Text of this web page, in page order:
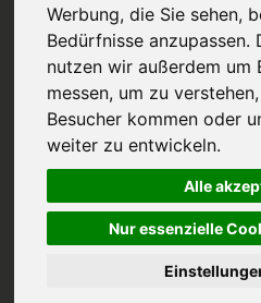
Werbung, die Sie sehen,
Bedürfnisse anzupassen.
nutzen wir außerdem um
messen, um zu
Besucher kommen oder
weiter zu entwickeln.
Alle
Nur essenzielle
Putzmittel
Allergene